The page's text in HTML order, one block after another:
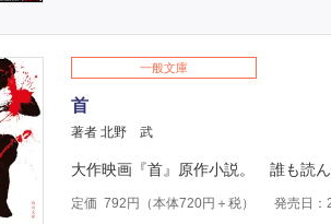
一般文庫
首
著者 北野 武
大作映画『首』原作小説。 誰も読ん
定価 792 円（本体720円＋税） 発売日：